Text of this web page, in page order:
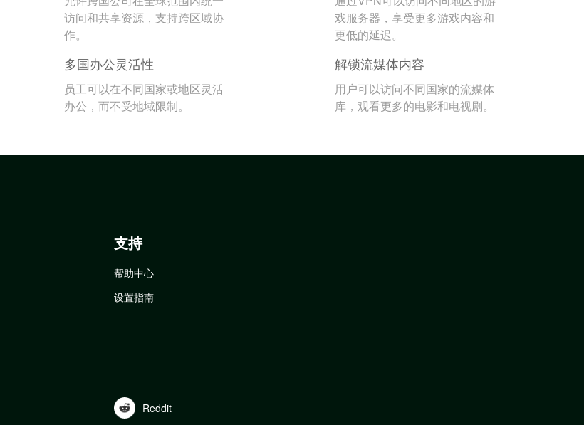
访问和共享资源，支持跨区域协
作。
多国办公灵活性
员工可以在不同国家或地区灵活
办公，而不受地域限制。
戏服务器，享受更多游戏内容和
更低的延迟。
解锁流媒体内容
用户可以访问不同国家的流媒体
库，观看更多的电影和电视剧。
支持
帮助中心
设置指南
Reddit